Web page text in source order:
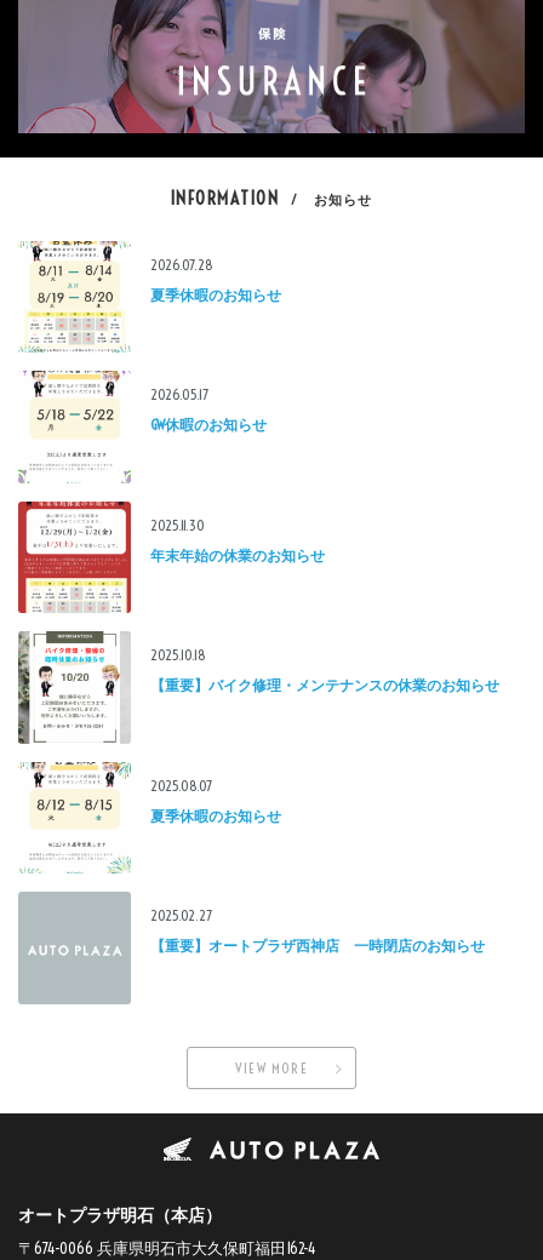
INFORMATION / お知らせ
2026.07.28
夏季休暇のお知らせ
2026.05.17
GW休暇のお知らせ
2025.11.30
年末年始の休業のお知らせ
2025.10.18
【重要】バイク修理・メンテナンスの休業のお知らせ
2025.08.07
夏季休暇のお知らせ
2025.02.27
【重要】オートプラザ西神店 一時閉店のお知らせ
VIEW MORE
オートプラザ明石（本店）
〒674-0066 兵庫県明石市大久保町福田162-4